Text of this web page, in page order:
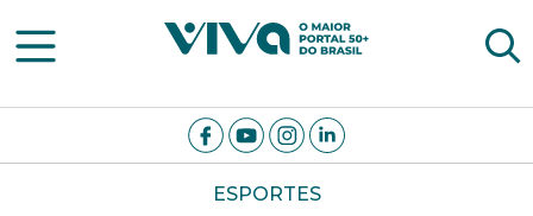
Viva Notícias
ESPORTES